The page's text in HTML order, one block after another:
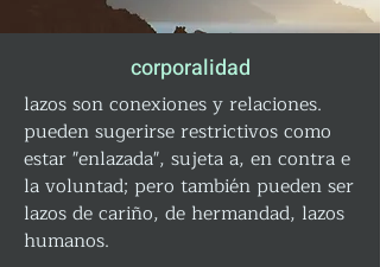
corporalidad
lazos son conexiones y relaciones.
pueden sugerirse restrictivos como
estar "enlazada", sujeta a, en contra e
la voluntad; pero también pueden ser
lazos de cariño, de hermandad, lazos
humanos.